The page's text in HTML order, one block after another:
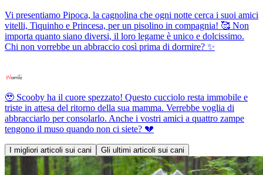
Vi presentiamo Pipoca, la cagnolina che ogni notte cerca i suoi amici
vitelli, Tiquinho e Princesa, per un pisolino in compagnia! 🥰 Non
importa quanto siano diversi, il loro legame è unico e dolcissimo.
Chi non vorrebbe un abbraccio così prima di dormire? ✨
🥹 Scooby ha il cuore spezzato! Questo cucciolo resta immobile e
triste in attesa del ritorno della sua mamma. Verrebbe voglia di
abbracciarlo per consolarlo. Anche i vostri amici a quattro zampe
tengono il muso quando non ci siete? 💔
I migliori articoli sui cani Gli ultimi articoli sui cani